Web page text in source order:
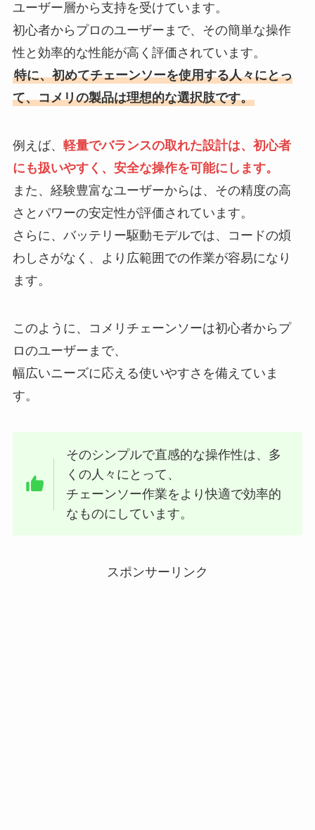
ユーザー層から支持を受けています。
初心者からプロのユーザーまで、その簡単な操作
性と効率的な性能が高く評価されています。
特に、初めてチェーンソーを使用する人々にとっ
て、コメリの製品は理想的な選択肢です。
例えば、 軽量でバランスの取れた設計は、初心者
にも扱いやすく、安全な操作を可能にします。
また、経験豊富なユーザーからは、その精度の高
さとパワーの安定性が評価されています。
さらに、バッテリー駆動モデルでは、コードの煩
わしさがなく、より広範囲での作業が容易になり
ます。
このように、コメリチェーンソーは初心者からプ
ロのユーザーまで、
幅広いニーズに応える使いやすさを備えていま
す。
そのシンプルで直感的な操作性は、多
くの人々にとって、
チェーンソー作業をより快適で効率的
なものにしています。
スポンサーリンク